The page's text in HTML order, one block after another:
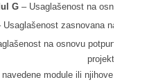
G – Usaglašenost na osnovu
Usaglašenost zasnovana na potpunom
na osnovu potpunog
projekta
module ili njihove